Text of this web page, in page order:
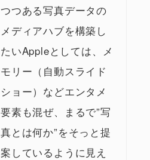
つつある写真データの
メディアハブを構築し
たいAppleとしては、メ
モリー（自動スライド
ショー）などエンタメ
要素も混ぜ、まるで”写
真とは何か”をそっと提
案しているように見え